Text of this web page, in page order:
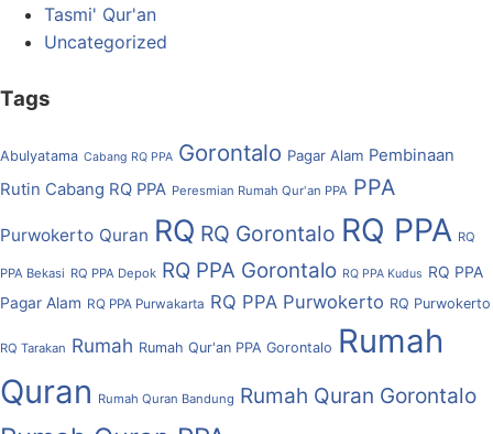
Tasmi' Qur'an
Uncategorized
Tags
Abulyatama Cabang RQ PPA Gorontalo Pagar Alam Pembinaan
Rutin Cabang RQ PPA Peresmian Rumah Qur'an PPA PPA
Purwokerto Quran RQ RQ Gorontalo RQ PPA RQ
PPA Bekasi RQ PPA Depok RQ PPA Gorontalo RQ PPA Kudus RQ PPA
Pagar Alam RQ PPA Purwakarta RQ PPA Purwokerto RQ Purwokerto
RQ Tarakan Rumah Rumah Qur'an PPA Gorontalo Rumah
Quran Rumah Quran Bandung Rumah Quran Gorontalo